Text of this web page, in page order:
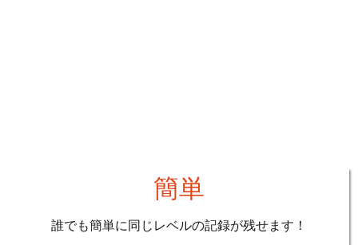
簡単
誰でも簡単に同じレベルの記録が残せます！